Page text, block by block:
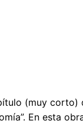
(muy
En esta